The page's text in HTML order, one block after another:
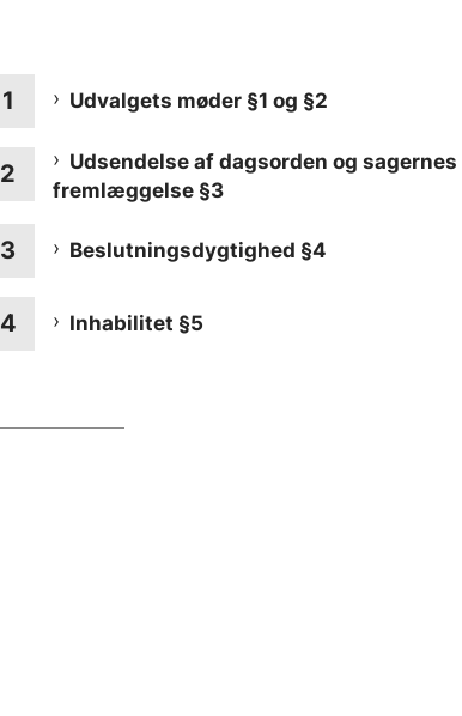
Udvalgets møder §1 og §2
Udsendelse af dagsorden og sagernes
fremlæggelse §3
Beslutningsdygtighed §4
Inhabilitet §5